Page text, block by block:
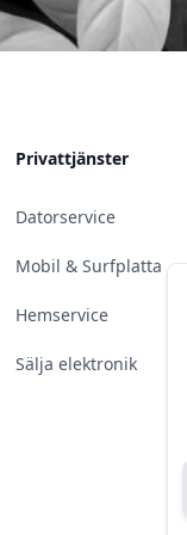
Privattjänster
Datorservice
Mobil & Surfplatta
Hemservice
Sälja elektronik